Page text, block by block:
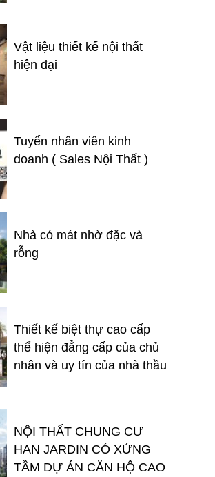
Vật liệu thiết kế nội thất
hiện đại
Tuyển nhân viên kinh
doanh ( Sales Nội Thất )
Nhà có mát nhờ đặc và
rỗng
Thiết kế biệt thự cao cấp
thể hiện đẳng cấp của chủ
nhân và uy tín của nhà thầu
NỘI THẤT CHUNG CƯ
HAN JARDIN CÓ XỨNG
TẦM DỰ ÁN CĂN HỘ CAO